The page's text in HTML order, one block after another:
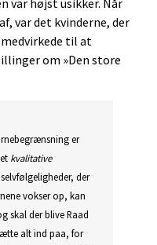
var højst usikker. Når
var det kvinderne, der
til at
om »Den store
er
kvalitative
der
vokser op, kan
skal der blive Raad
alt ind paa, for